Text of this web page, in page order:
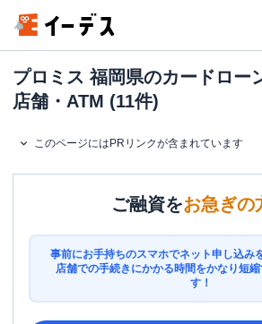
プロミス 福岡県のカードロー
店舗・ATM (11件)
このページにはPRリンクが含まれています
ご融資をお急ぎの
事前にお手持ちのスマホでネット申し込み
店舗での手続きにかかる時間をかなり短
す！